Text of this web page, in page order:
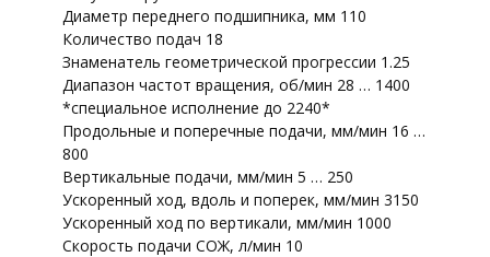
Диаметр переднего подшипника, мм 110
Количество подач 18
Знаменатель геометрической прогрессии 1.25
Диапазон частот вращения, об/мин 28 … 1400
*специальное исполнение до 2240*
Продольные и поперечные подачи, мм/мин 16 …
800
Вертикальные подачи, мм/мин 5 … 250
Ускоренный ход, вдоль и поперек, мм/мин 3150
Ускоренный ход по вертикали, мм/мин 1000
Скорость подачи СОЖ, л/мин 10